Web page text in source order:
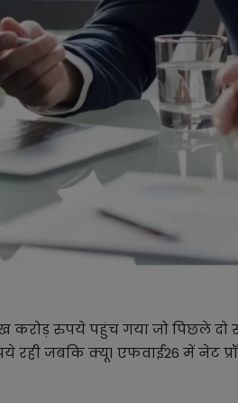
करोड़ रुपये पहुंच गया जो पिछले दो
रही जबकि क्यू1 एफवाई26 में नेट